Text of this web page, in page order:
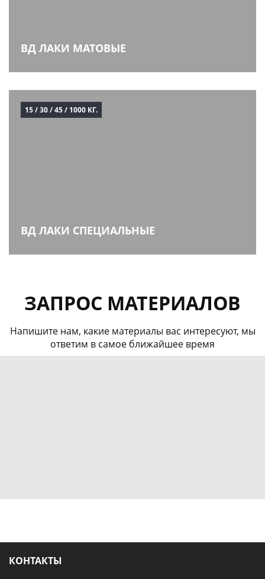
ВД ЛАКИ МАТОВЫЕ
15 / 30 / 45 / 1000 КГ.
ВД ЛАКИ СПЕЦИАЛЬНЫЕ
ЗАПРОС МАТЕРИАЛОВ
Напишите нам, какие материалы вас интересуют, мы
ответим в самое ближайшее время
КОНТАКТЫ